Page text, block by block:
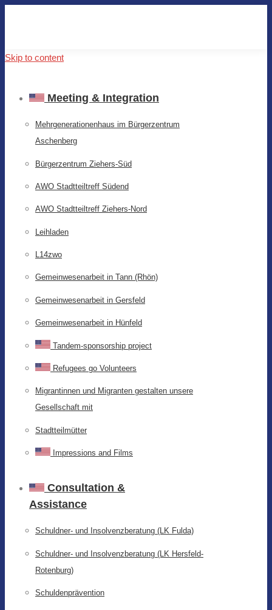
Skip to content
Meeting & Integration
Mehrgenerationenhaus im Bürgerzentrum
Aschenberg
Bürgerzentrum Ziehers-Süd
AWO Stadtteiltreff Südend
AWO Stadtteiltreff Ziehers-Nord
Leihladen
L14zwo
Gemeinwesenarbeit in Tann (Rhön)
Gemeinwesenarbeit in Gersfeld
Gemeinwesenarbeit in Hünfeld
Tandem-sponsorship project
Refugees go Volunteers
Migrantinnen und Migranten gestalten unsere
Gesellschaft mit
Stadtteilmütter
Impressions and Films
Consultation &
Assistance
Schuldner- und Insolvenzberatung (LK Fulda)
Schuldner- und Insolvenzberatung (LK Hersfeld-
Rotenburg)
Schuldenprävention